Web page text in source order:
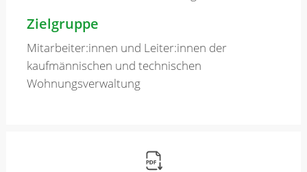
Zielgruppe
Mitarbeiter:innen und Leiter:innen der
kaufmännischen und technischen
Wohnungsverwaltung